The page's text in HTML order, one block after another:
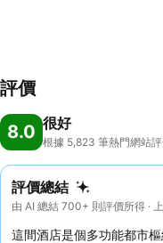
評價
8.0 很好
根據 5,823 筆熱門網站
評價總結
由 AI 總結 700+ 則評價所得 ·
這間酒店是個多功能都市